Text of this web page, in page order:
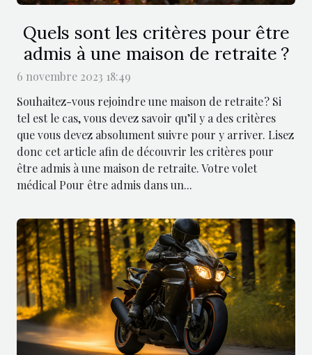
Quels sont les critères pour être
admis à une maison de retraite ?
6 novembre 2023 18:49
Souhaitez-vous rejoindre une maison de retraite ? Si
tel est le cas, vous devez savoir qu’il y a des critères
que vous devez absolument suivre pour y arriver. Lisez
donc cet article afin de découvrir les critères pour
être admis à une maison de retraite. Votre volet
médical Pour être admis dans un...